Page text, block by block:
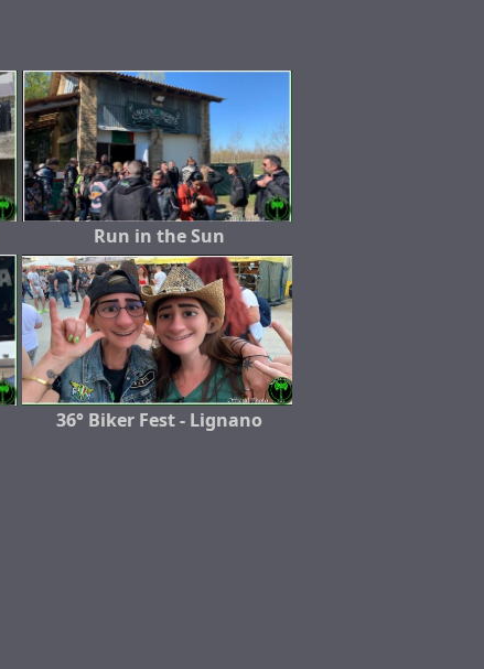
Run in the Sun
36° Biker Fest - Lignano